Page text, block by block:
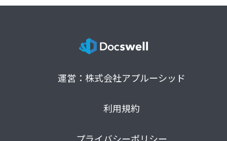
運営：株式会社アプルーシッド
利用規約
プライバシーポリシー